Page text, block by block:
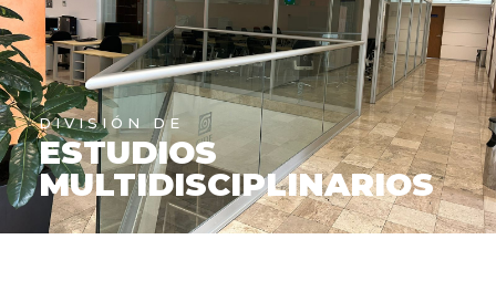
DIVISIÓN DE
ESTUDIOS
MULTIDISCIPLINARIOS